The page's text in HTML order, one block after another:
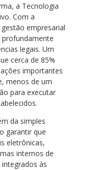
a Tecnologia
Com a
empresarial
profundamente
legais. Um
cerca de 85%
importantes
menos de um
para executar
da simples
garantir que
eletrônicas,
internos de
às